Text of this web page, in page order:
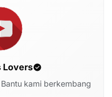
Lovers
kami berkembang